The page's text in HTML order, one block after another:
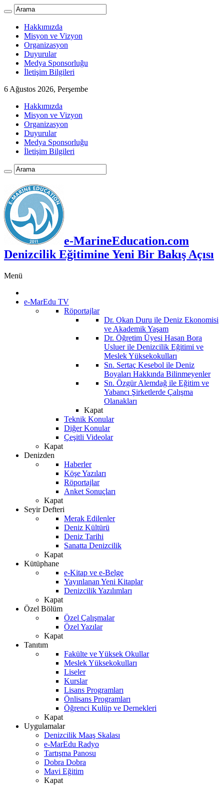
Hakkımızda
Misyon ve Vizyon
Organizasyon
Duyurular
Medya Sponsorluğu
İletişim Bilgileri
6 Ağustos 2026, Perşembe
Hakkımızda
Misyon ve Vizyon
Organizasyon
Duyurular
Medya Sponsorluğu
İletişim Bilgileri
e-MarineEducation.com
Denizcilik Eğitimine Yeni Bir Bakış Açısı
Menü
e-MarEdu TV
Röportajlar
Dr. Okan Duru ile Deniz Ekonomisi
ve Akademik Yaşam
Dr. Öğretim Üyesi Hasan Bora
Usluer ile Denizcilik Eğitimi ve
Meslek Yüksekokulları
Sn. Sertaç Kesebol ile Deniz
Boyaları Hakkında Bilinmeyenler
Sn. Özgür Alemdağ ile Eğitim ve
Yabancı Şirketlerde Çalışma
Olanakları
Kapat
Teknik Konular
Diğer Konular
Çeşitli Videolar
Kapat
Denizden
Haberler
Köşe Yazıları
Röportajlar
Anket Sonuçları
Kapat
Seyir Defteri
Merak Edilenler
Deniz Kültürü
Deniz Tarihi
Sanatta Denizcilik
Kapat
Kütüphane
e-Kitap ve e-Belge
Yayınlanan Yeni Kitaplar
Denizcilik Yazılımları
Kapat
Özel Bölüm
Özel Çalışmalar
Özel Yazılar
Kapat
Tanıtım
Fakülte ve Yüksek Okullar
Meslek Yüksekokulları
Liseler
Kurslar
Lisans Programları
Önlisans Programları
Öğrenci Kulüp ve Dernekleri
Kapat
Uygulamalar
Denizcilik Maaş Skalası
e-MarEdu Radyo
Tartışma Panosu
Dobra Dobra
Mavi Eğitim
Kapat